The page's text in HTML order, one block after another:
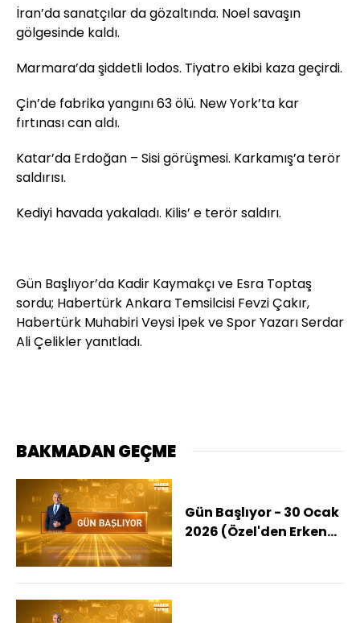
İran’da sanatçılar da gözaltında. Noel savaşın
gölgesinde kaldı.
Marmara’da şiddetli lodos. Tiyatro ekibi kaza geçirdi.
Çin’de fabrika yangını 63 ölü. New York’ta kar
fırtınası can aldı.
Katar’da Erdoğan – Sisi görüşmesi. Karkamış’a terör
saldırısı.
Kediyi havada yakaladı. Kilis’ e terör saldırı.
Gün Başlıyor’da Kadir Kaymakçı ve Esra Toptaş
sordu; Habertürk Ankara Temsilcisi Fevzi Çakır,
Habertürk Muhabiri Veysi İpek ve Spor Yazarı Serdar
Ali Çelikler yanıtladı.
BAKMADAN GEÇME
Gün Başlıyor - 30 Ocak
2026 (Özel'den Erken